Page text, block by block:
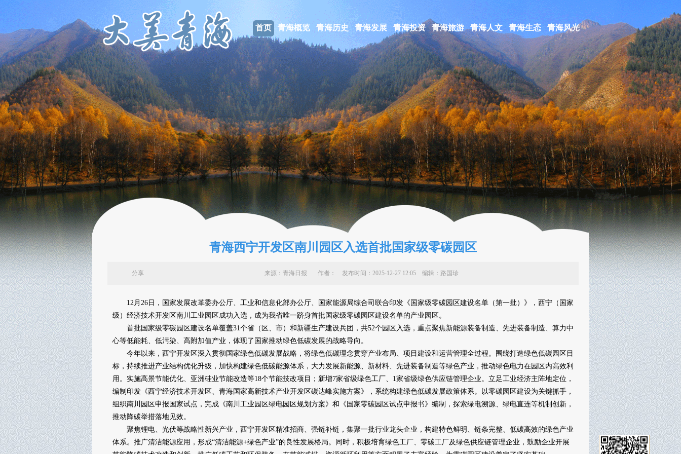
首页 青海概览 青海历史 青海发展 青海投资 青海旅游 青海人文 青海生态 青海风光
青海西宁开发区南川园区入选首批国家级零碳园区
来源：青海日报 作者： 发布时间：2025-12-27 12:05 编辑：路国珍
分享
12月26日，国家发展改革委办公厅、工业和信息化部办公厅、国家能源局综合司联合印发《国家级零碳园区建设名单（第一批）》，西宁（国家
级）经济技术开发区南川工业园区成功入选，成为我省唯一跻身首批国家级零碳园区建设名单的产业园区。
首批国家级零碳园区建设名单覆盖31个省（区、市）和新疆生产建设兵团，共52个园区入选，重点聚焦新能源装备制造、先进装备制造、算力中
心等低能耗、低污染、高附加值产业，体现了国家推动绿色低碳发展的战略导向。
今年以来，西宁开发区深入贯彻国家绿色低碳发展战略，将绿色低碳理念贯穿产业布局、项目建设和运营管理全过程。围绕打造绿色低碳园区目
标，持续推进产业结构优化升级，加快构建绿色低碳能源体系，大力发展新能源、新材料、先进装备制造等绿色产业，推动绿色电力在园区内高效利
用。实施高景节能优化、亚洲硅业节能改造等18个节能技改项目；新增7家省级绿色工厂、1家省级绿色供应链管理企业。立足工业经济主阵地定位，
编制印发《西宁经济技术开发区、青海国家高新技术产业开发区碳达峰实施方案》，系统构建绿色低碳发展政策体系。以零碳园区建设为关键抓手，
组织南川园区申报国家试点，完成《南川工业园区绿电园区规划方案》和《国家零碳园区试点申报书》编制，探索绿电溯源、绿电直连等机制创新，
推动降碳举措落地见效。
聚焦锂电、光伏等战略性新兴产业，西宁开发区精准招商、强链补链，集聚一批行业龙头企业，构建特色鲜明、链条完整、低碳高效的绿色产业
体系。推广清洁能源应用，形成“清洁能源+绿色产业”的良性发展格局。同时，积极培育绿色工厂、零碳工厂及绿色供应链管理企业，鼓励企业开展